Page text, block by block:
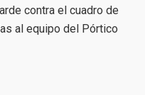
contra el cuadro de
al equipo del Pórtico